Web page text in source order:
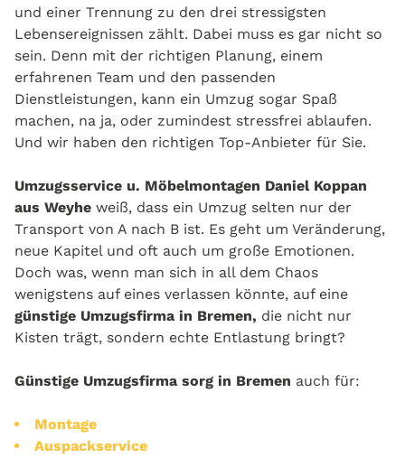
und einer Trennung zu den drei stressigsten
Lebensereignissen zählt. Dabei muss es gar nicht so
sein. Denn mit der richtigen Planung, einem
erfahrenen Team und den passenden
Dienstleistungen, kann ein Umzug sogar Spaß
machen, na ja, oder zumindest stressfrei ablaufen.
Und wir haben den richtigen Top-Anbieter für Sie.
Umzugsservice u. Möbelmontagen Daniel Koppan
aus Weyhe weiß, dass ein Umzug selten nur der
Transport von A nach B ist. Es geht um Veränderung,
neue Kapitel und oft auch um große Emotionen.
Doch was, wenn man sich in all dem Chaos
wenigstens auf eines verlassen könnte, auf eine
günstige Umzugsfirma in Bremen, die nicht nur
Kisten trägt, sondern echte Entlastung bringt?
Günstige Umzugsfirma sorg in Bremen auch für:
Montage
Auspackservice